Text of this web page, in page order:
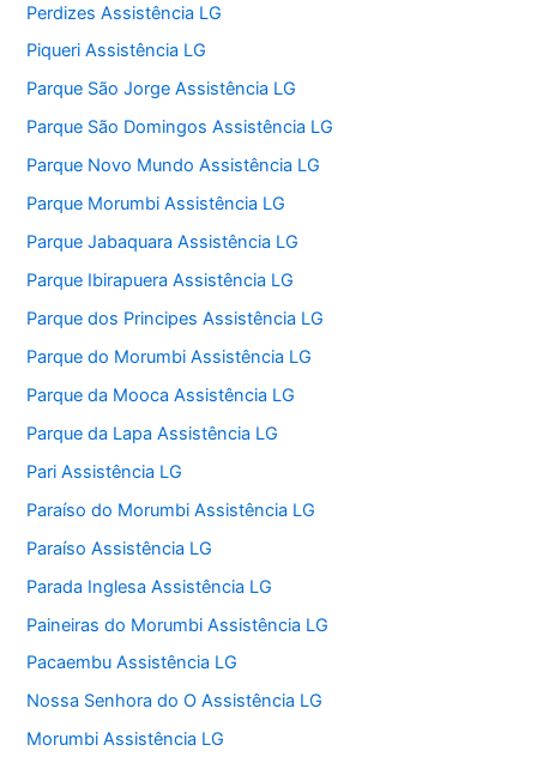
Perdizes Assistência LG
Piqueri Assistência LG
Parque São Jorge Assistência LG
Parque São Domingos Assistência LG
Parque Novo Mundo Assistência LG
Parque Morumbi Assistência LG
Parque Jabaquara Assistência LG
Parque Ibirapuera Assistência LG
Parque dos Principes Assistência LG
Parque do Morumbi Assistência LG
Parque da Mooca Assistência LG
Parque da Lapa Assistência LG
Pari Assistência LG
Paraíso do Morumbi Assistência LG
Paraíso Assistência LG
Parada Inglesa Assistência LG
Paineiras do Morumbi Assistência LG
Pacaembu Assistência LG
Nossa Senhora do O Assistência LG
Morumbi Assistência LG